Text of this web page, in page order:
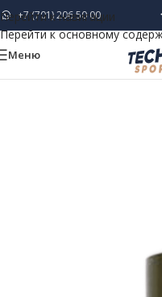
Перейти к навигации
Перейти к основному
+7 (701) 206 50 00
Меню